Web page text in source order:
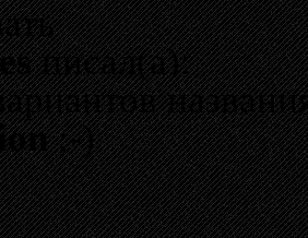
писал(а):
;-)